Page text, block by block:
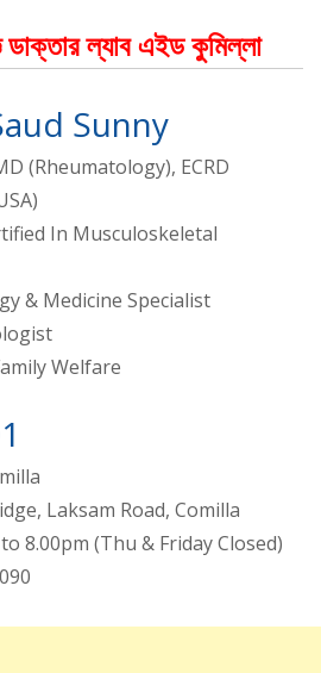
ডাক্তার ল্যাব এইড কুমিল্লা
Sunny
(Rheumatology), ECRD
In Musculoskeletal
& Medicine Specialist
Welfare
Laksam Road, Comilla
8.00pm (Thu & Friday Closed)